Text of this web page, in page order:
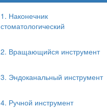
1. Наконечник
стоматологический
2. Вращающийся инструмент
3. Эндоканальный инструмент
4. Ручной инструмент